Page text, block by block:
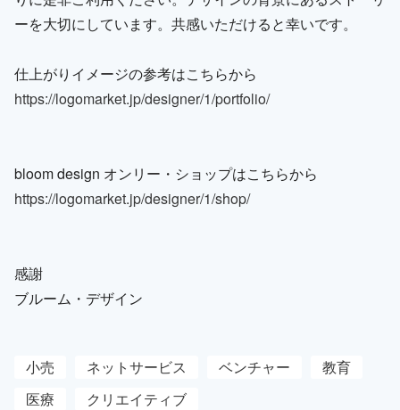
ーを大切にしています。共感いただけると幸いです。
仕上がりイメージの参考はこちらから
https://logomarket.jp/designer/1/portfolio/
bloom design オンリー・ショップはこちらから
https://logomarket.jp/designer/1/shop/
感謝
ブルーム・デザイン
小売 ネットサービス ベンチャー
教育
医療
クリエイティブ